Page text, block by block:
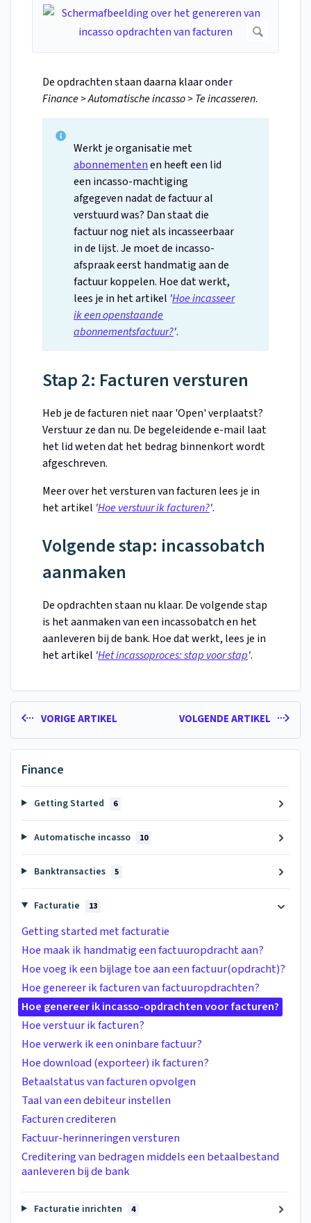
De opdrachten staan daarna klaar onder
Finance > Automatische incasso > Te incasseren.
Werkt je organisatie met
abonnementenen heeft een lid
een incasso-machtiging
afgegeven nadat de factuur al
verstuurd was? Dan staat die
factuur nog niet als incasseerbaar
in de lijst. Je moet de incasso-
afspraak eerst handmatig aan de
factuur koppelen. Hoe dat werkt,
lees je in het artikel 'Hoe incasseer
ik een openstaande
abonnementsfactuur?'.
Stap 2: Facturen versturen
Heb je de facturen niet naar 'Open' verplaatst?
Verstuur ze dan nu. De begeleidende e-mail laat
het lid weten dat het bedrag binnenkort wordt
afgeschreven.
Meer over het versturen van facturen lees je in
het artikel 'Hoe verstuur ik facturen?'.
Volgende stap: incassobatch
aanmaken
De opdrachten staan nu klaar. De volgende stap
is het aanmaken van een incassobatch en het
aanleveren bij de bank. Hoe dat werkt, lees je in
het artikel 'Het incassoproces: stap voor stap'.
VORIGE ARTIKEL VOLGENDE ARTIKEL
Finance
Getting Started 6
Automatische incasso 10
Banktransacties 5
Facturatie 13
Getting started met facturatie
Hoe maak ik handmatig een factuuropdracht aan?
Hoe voeg ik een bijlage toe aan een factuur(opdracht)?
Hoe genereer ik facturen van factuuropdrachten?
Hoe genereer ik incasso-opdrachten voor facturen?
Hoe verstuur ik facturen?
Hoe verwerk ik een oninbare factuur?
Hoe download (exporteer) ik facturen?
Betaalstatus van facturen opvolgen
Taal van een debiteur instellen
Facturen crediteren
Factuur-herinneringen versturen
Creditering van bedragen middels een betaalbestand
aanleveren bij de bank
Facturatie inrichten 4